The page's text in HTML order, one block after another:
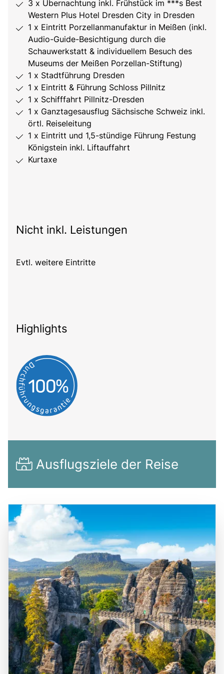
3 x Übernachtung inkl. Frühstück im ***s Best
Western Plus Hotel Dresden City in Dresden
1 x Eintritt Porzellanmanufaktur in Meißen (inkl.
Audio-Guide-Besichtigung durch die
Schauwerkstatt & individuellem Besuch des
Museums der Meißen Porzellan-Stiftung)
1 x Stadtführung Dresden
1 x Eintritt & Führung Schloss Pillnitz
1 x Schifffahrt Pillnitz-Dresden
1 x Ganztagesausflug Sächsische Schweiz inkl.
örtl. Reiseleitung
1 x Eintritt und 1,5-stündige Führung Festung
Königstein inkl. Liftauffahrt
Kurtaxe
Nicht inkl. Leistungen
Evtl. weitere Eintritte
Highlights
Ausflugsziele der Reise